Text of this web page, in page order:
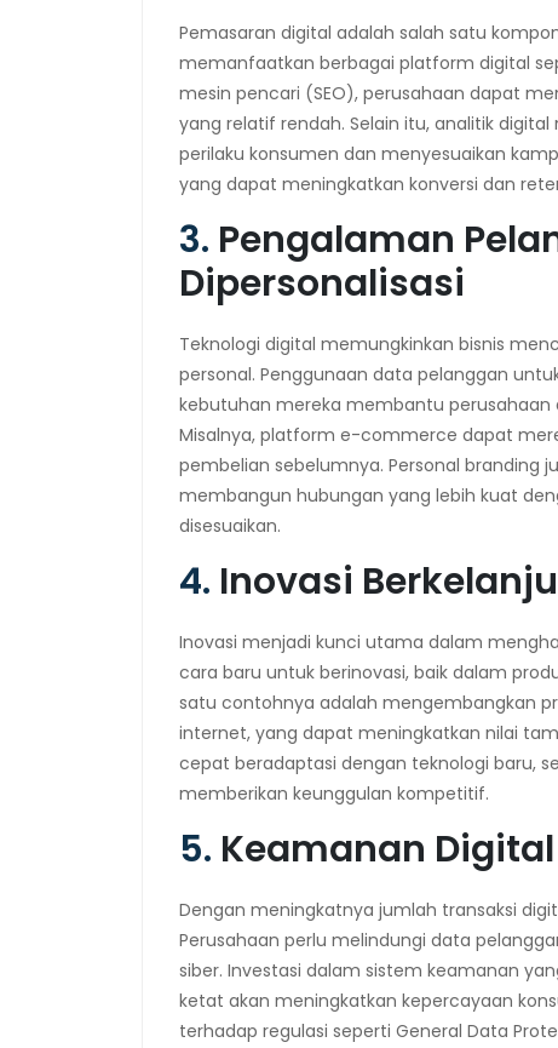
Pemasaran digital adalah salah satu
memanfaatkan berbagai platform digital
mesin pencari (SEO), perusahaan dapat
yang relatif rendah. Selain itu, analitik
perilaku konsumen dan menyesuaikan
yang dapat meningkatkan konversi dan
3. Pengalaman
Dipersonalisasi
Teknologi digital memungkinkan bisnis
personal. Penggunaan data pelanggan
kebutuhan mereka membantu
Misalnya, platform e-commerce dapat
pembelian sebelumnya. Personal branding
membangun hubungan yang lebih kuat
disesuaikan.
4. Inovasi
Inovasi menjadi kunci utama dalam
cara baru untuk berinovasi, baik dalam
satu contohnya adalah mengembangkan
internet, yang dapat meningkatkan nilai
cepat beradaptasi dengan teknologi baru,
memberikan keunggulan kompetitif.
5. Keamanan
Dengan meningkatnya jumlah transaksi
Perusahaan perlu melindungi data
siber. Investasi dalam sistem keamanan
ketat akan meningkatkan kepercayaan
terhadap regulasi seperti General Data